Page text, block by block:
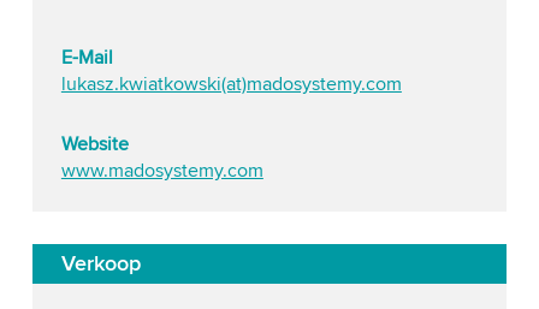
E-Mail
lukasz.kwiatkowski(at)madosystemy.com
Website
www.madosystemy.com
Verkoop